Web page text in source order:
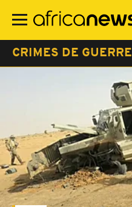
contenu
CRIMES DE GUERRE